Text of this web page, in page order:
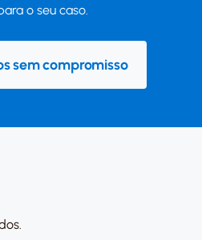
o seu caso.
sem compromisso